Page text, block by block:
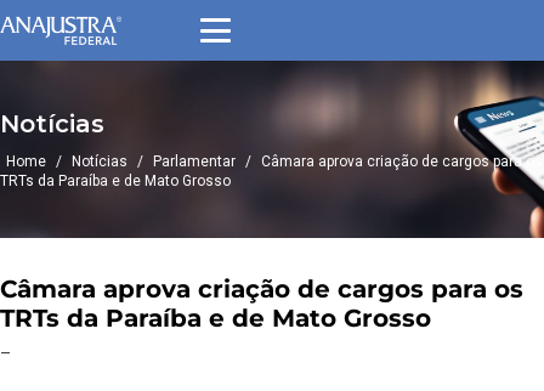
Notícias
Home / Notícias / Parlamentar / Câmara aprova criação de cargos para os
TRTs da Paraíba e de Mato Grosso
Câmara aprova criação de cargos para os
TRTs da Paraíba e de Mato Grosso
–